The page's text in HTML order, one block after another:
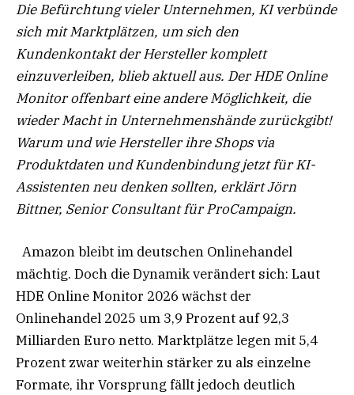
Die Befürchtung vieler Unternehmen, KI verbünde
sich mit Marktplätzen, um sich den
Kundenkontakt der Hersteller komplett
einzuverleiben, blieb aktuell aus. Der HDE Online
Monitor offenbart eine andere Möglichkeit, die
wieder Macht in Unternehmenshände zurückgibt!
Warum und wie Hersteller ihre Shops via
Produktdaten und Kundenbindung jetzt für KI-
Assistenten neu denken sollten, erklärt Jörn
Bittner, Senior Consultant für ProCampaign.
Amazon bleibt im deutschen Onlinehandel
mächtig. Doch die Dynamik verändert sich: Laut
HDE Online Monitor 2026 wächst der
Onlinehandel 2025 um 3,9 Prozent auf 92,3
Milliarden Euro netto. Marktplätze legen mit 5,4
Prozent zwar weiterhin stärker zu als einzelne
Formate, ihr Vorsprung fällt jedoch deutlich